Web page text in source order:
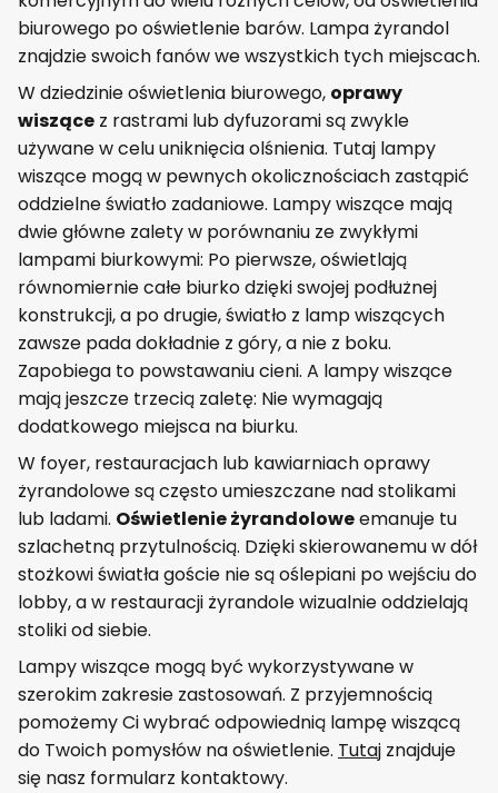
biurowego po oświetlenie barów. Lampa żyrandol
znajdzie swoich fanów we wszystkich tych miejscach.
W dziedzinie oświetlenia biurowego, oprawy
wiszące z rastrami lub dyfuzorami są zwykle
używane w celu uniknięcia olśnienia. Tutaj lampy
wiszące mogą w pewnych okolicznościach zastąpić
oddzielne światło zadaniowe. Lampy wiszące mają
dwie główne zalety w porównaniu ze zwykłymi
lampami biurkowymi: Po pierwsze, oświetlają
równomiernie całe biurko dzięki swojej podłużnej
konstrukcji, a po drugie, światło z lamp wiszących
zawsze pada dokładnie z góry, a nie z boku.
Zapobiega to powstawaniu cieni. A lampy wiszące
mają jeszcze trzecią zaletę: Nie wymagają
dodatkowego miejsca na biurku.
W foyer, restauracjach lub kawiarniach oprawy
żyrandolowe są często umieszczane nad stolikami
lub ladami. Oświetlenie żyrandoloweemanuje tu
szlachetną przytulnością. Dzięki skierowanemu w dół
stożkowi światła goście nie są oślepiani po wejściu do
lobby, a w restauracji żyrandole wizualnie oddzielają
stoliki od siebie.
Lampy wiszące mogą być wykorzystywane w
szerokim zakresie zastosowań. Z przyjemnością
pomożemy Ci wybrać odpowiednią lampę wiszącą
do Twoich pomysłów na oświetlenie. Tutaj znajduje
się nasz formularz kontaktowy.